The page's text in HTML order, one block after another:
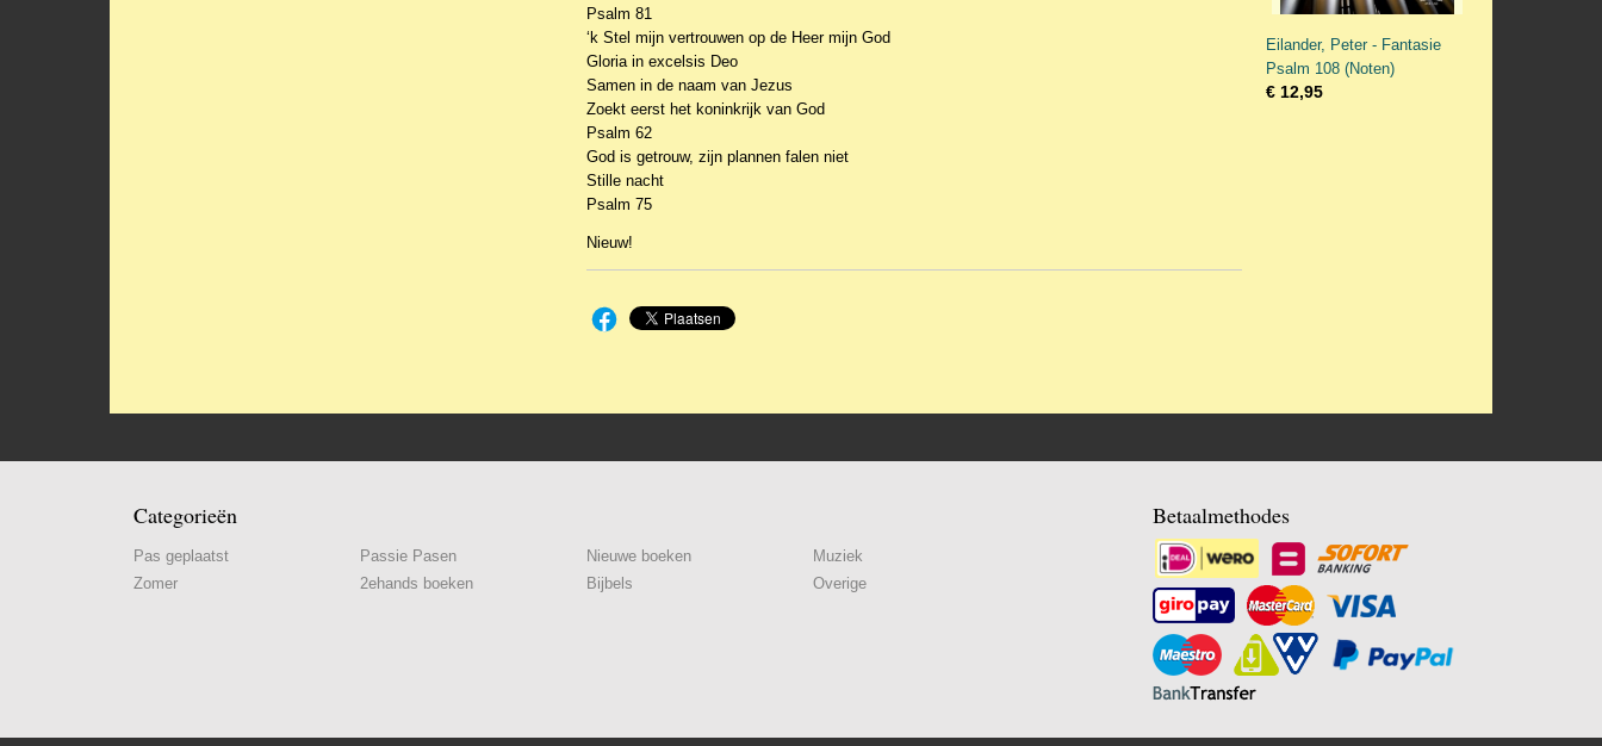
Psalm 81
‘k Stel mijn vertrouwen op de Heer mijn God
Gloria in excelsis Deo
Samen in de naam van Jezus
Zoekt eerst het koninkrijk van God
Psalm 62
God is getrouw, zijn plannen falen niet
Stille nacht
Psalm 75
Nieuw!
Eilander, Peter - Fantasie
Psalm 108 (Noten)
€ 12,95
Categorieën
Pas geplaatst
Zomer
Passie Pasen
2ehands boeken
Nieuwe boeken
Bijbels
Muziek
Overige
Betaalmethodes